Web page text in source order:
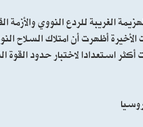
الغريبة للردع النووي
أظهرت أن امتلاك السلاح
استعدادا لاختبار حدود